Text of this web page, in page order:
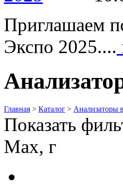
Приглашаем
Экспо 2025....
Главная > Каталог > Анализаторы
Показать
Max, г